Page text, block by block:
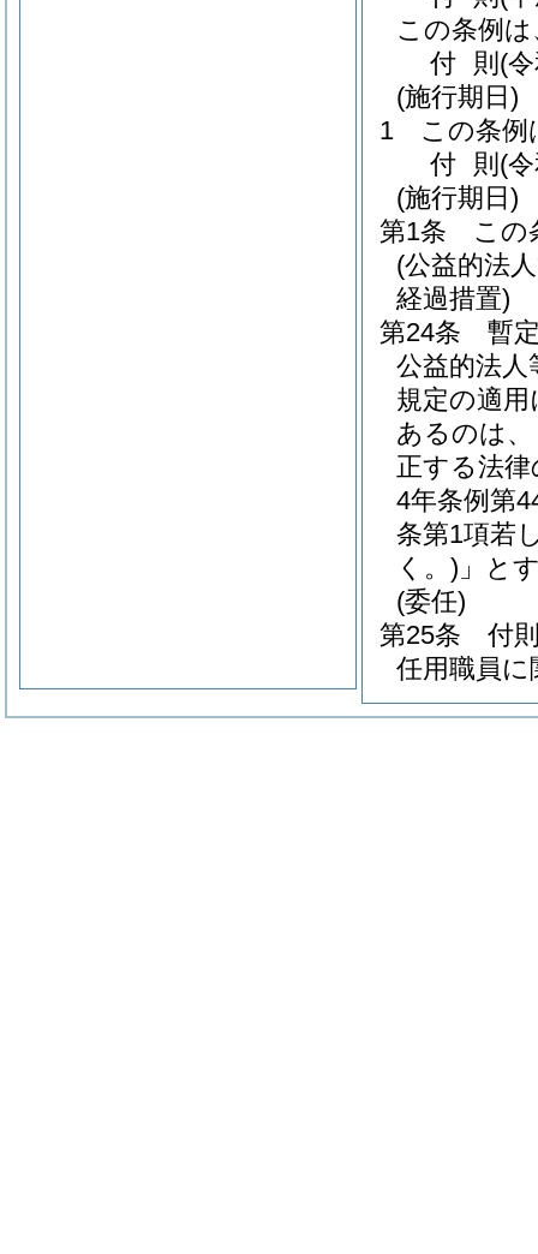
この条例
付 則 (
(施行期日)
1
この条例
付 則 (
(施行期日)
第1条
この
(公益的法
経過措置)
第24条
暫
公益的法人
規定の適
あるのは
正する法
4年条例第
条第1項若
く。) 」と
(委任)
第25条
付
任用職員